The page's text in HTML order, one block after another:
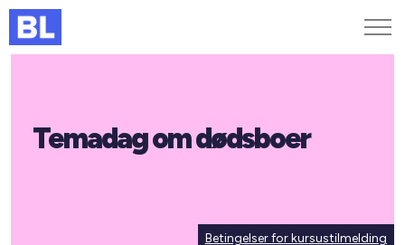
Find medarbejder
Kurser og arrangementer
Temadag om dødsboer
Betingelser for kursustilmelding